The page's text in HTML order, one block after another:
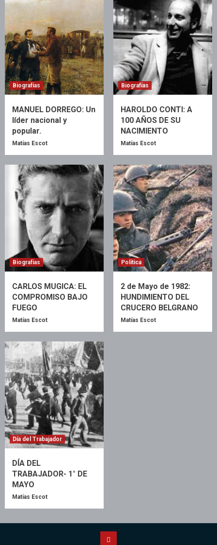
Biografías
MANUEL DORREGO: Un
líder nacional y
popular.
Matías Escot
Biografías
HAROLDO CONTI: A
100 AÑOS DE SU
NACIMIENTO
Matías Escot
Biografías
CARLOS MUGICA: EL
COMPROMISO BAJO
FUEGO
Matías Escot
Política
2 de Mayo de 1982:
HUNDIMIENTO DEL
CRUCERO BELGRANO
Matías Escot
Día del Trabajador
DÍA DEL
TRABAJADOR- 1° DE
MAYO
Matías Escot